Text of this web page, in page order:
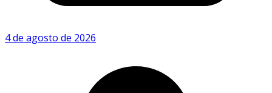
4 de agosto de 2026